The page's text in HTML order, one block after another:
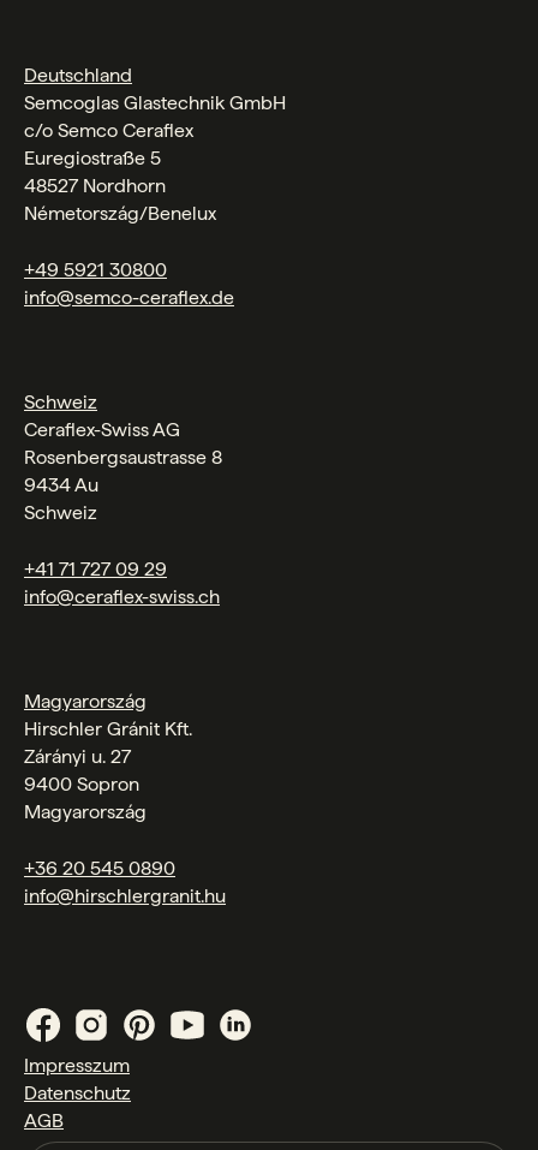
Deutschland
Semcoglas Glastechnik GmbH
c/o Semco Ceraflex
Euregiostraße 5
48527 Nordhorn
Németország/Benelux
+49 5921 30800
info@semco-ceraflex.de
Schweiz
Ceraflex-Swiss AG
Rosenbergsaustrasse 8
9434 Au
Schweiz
+41 71 727 09 29
info@ceraflex-swiss.ch
Magyarország
Hirschler Gránit Kft.
Zárányi u. 27
9400 Sopron
Magyarország
+36 20 545 0890
info@hirschlergranit.hu
Impresszum
Datenschutz
AGB